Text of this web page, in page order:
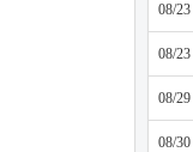
08/23
08/23
08/29
08/30